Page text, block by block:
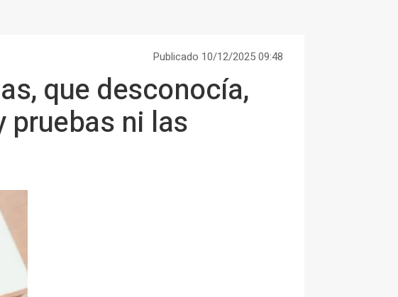
Publicado 10/12/2025 09:48
que desconocía,
pruebas ni las